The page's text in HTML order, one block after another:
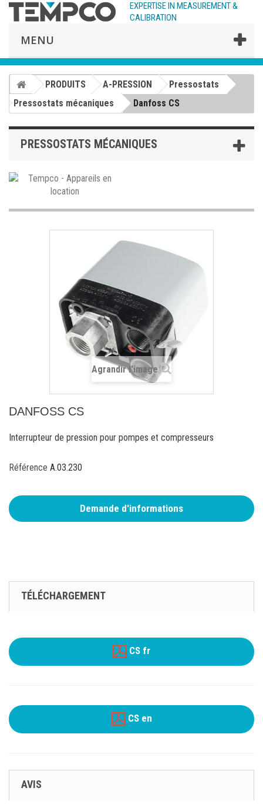
EXPERTISE IN MEASUREMENT &
CALIBRATION
MENU
PRODUITS A-PRESSION
Pressostats
Pressostats mécaniques
Danfoss CS
PRESSOSTATS MÉCANIQUES
Agrandir l'image
DANFOSS CS
Interrupteur de pression pour pompes et compresseurs
Référence A.03.230
Demande d'informations
TÉLÉCHARGEMENT
CS fr
CS en
AVIS